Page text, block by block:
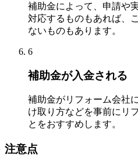
補助金によって、申請や
対応するものもあれば、
ないものもあります。
6
補助金が入金される
補助金がリフォーム会社
け取り方などを事前にリ
とをおすすめします。
注意点